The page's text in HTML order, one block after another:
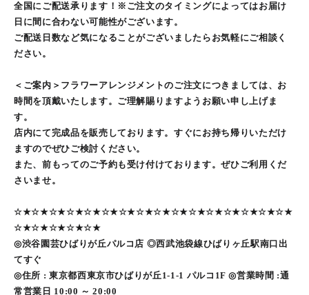
全国にご配送承ります！※ご注文のタイミングによってはお届け
日に間に合わない可能性がございます。
ご配送日数など気になることがございましたらお気軽にご相談く
ださい。
＜ご案内＞フラワーアレンジメントのご注文につきましては、お
時間を頂戴いたします。ご理解賜りますようお願い申し上げま
す。
店内にて完成品を販売しております。すぐにお持ち帰りいただけ
ますのでぜひご検討ください。
また、前もってのご予約も受け付けております。ぜひご利用くだ
さいませ。
☆★☆★☆★☆★☆★☆★☆★☆★☆★☆★☆★☆★☆★☆★☆★☆★
☆★☆★☆★☆★☆★
◎渋谷園芸ひばりが丘パルコ店 ◎西武池袋線ひばりヶ丘駅南口出
てすぐ
◎住所 : 東京都西東京市ひばりが丘1-1-1 パルコ1F ◎営業時間 :通
常営業日 10:00 ～ 20:00